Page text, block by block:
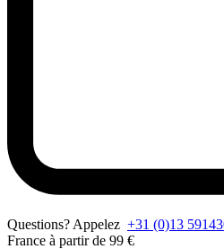
Questions? Appelez +31 (0)13
France à partir de 99 €